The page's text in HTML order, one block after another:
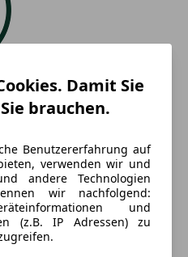
Damit Sie
brauchen.
Benutzererfahrung auf
verwenden wir und
andere Technologien
wir nachfolgend:
und
(z.B. IP Adressen) zu